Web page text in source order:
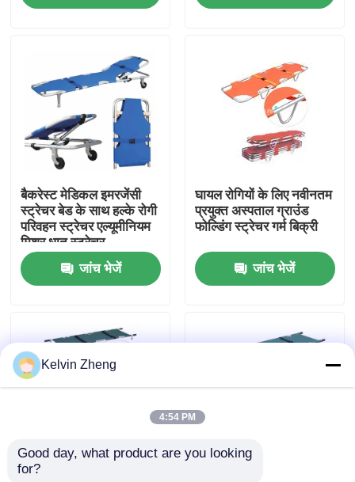
वीडियो
हमारे बारे में
कारखाने का दौरा
गुणवत्ता नियंत्रण
समाचार
उद्धरण मांगें
बैकरेस्ट मेडिकल इमरजेंसी
स्ट्रेचर बेड के साथ हल्के रोगी
परिवहन स्ट्रेचर एल्यूमीनियम
मिश्र धातु स्ट्रेचर
जांच भेजें
घायल रोगियों के लिए नवीनतम
प्रयुक्त अस्पताल ग्राउंड
फोल्डिंग स्ट्रेचर गर्म बिक्री
जांच भेजें
चार तह मेडिकल स्ट्रेचर उच्च
Kelvin Zheng
4:54 PM
Good day, what product are you looking
for?